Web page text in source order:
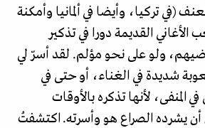
(في تركيا، وأيضا في ألمانيا وأمكنة
القديمة دورا في تذكير
ولو على نحو مؤلم. لقد أسرّ لي
شديدة في الغناء، أو حتى في
المنفى، لأنها تذكره بالأوقات
أن يشرده الصراع هو وأسرته. اكتشفتُ